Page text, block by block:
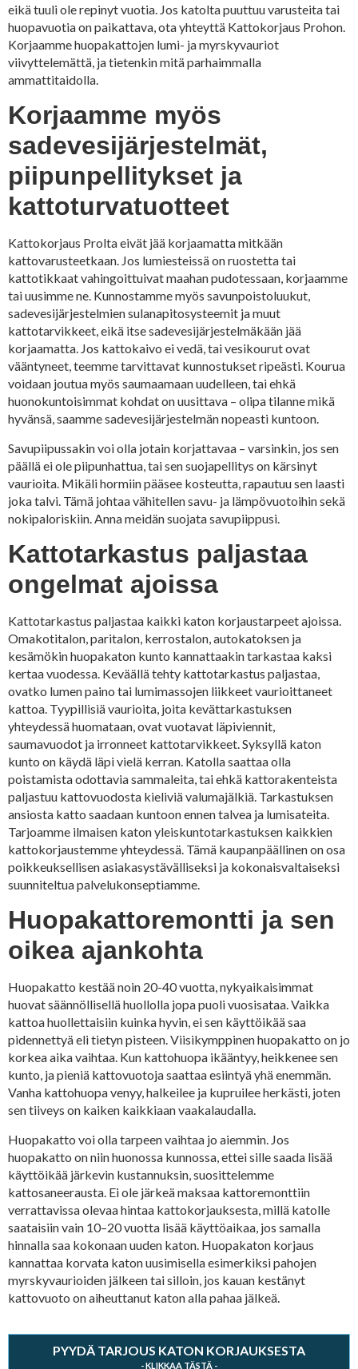
eikä tuuli ole repinyt vuotia. Jos katolta puuttuu varusteita tai
huopavuotia on paikattava, ota yhteyttä Kattokorjaus Prohon.
Korjaamme huopakattojen lumi- ja myrskyvauriot
viivyttelemättä, ja tietenkin mitä parhaimmalla
ammattitaidolla.
Korjaamme myös
sadevesijärjestelmät,
piipunpellitykset ja
kattoturvatuotteet
Kattokorjaus Prolta eivät jää korjaamatta mitkään
kattovarusteetkaan. Jos lumiesteissä on ruostetta tai
kattotikkaat vahingoittuivat maahan pudotessaan, korjaamme
tai uusimme ne. Kunnostamme myös savunpoistoluukut,
sadevesijärjestelmien sulanapitosysteemit ja muut
kattotarvikkeet, eikä itse sadevesijärjestelmäkään jää
korjaamatta. Jos kattokaivo ei vedä, tai vesikourut ovat
vääntyneet, teemme tarvittavat kunnostukset ripeästi. Kourua
voidaan joutua myös saumaamaan uudelleen, tai ehkä
huonokuntoisimmat kohdat on uusittava – olipa tilanne mikä
hyvänsä, saamme sadevesijärjestelmän nopeasti kuntoon.
Savupiipussakin voi olla jotain korjattavaa – varsinkin, jos sen
päällä ei ole piipunhattua, tai sen suojapellitys on kärsinyt
vaurioita. Mikäli hormiin pääsee kosteutta, rapautuu sen laasti
joka talvi. Tämä johtaa vähitellen savu- ja lämpövuotoihin sekä
nokipaloriskiin. Anna meidän suojata savupiippusi.
Kattotarkastus paljastaa
ongelmat ajoissa
Kattotarkastus paljastaa kaikki katon korjaustarpeet ajoissa.
Omakotitalon, paritalon, kerrostalon, autokatoksen ja
kesämökin huopakaton kunto kannattaakin tarkastaa kaksi
kertaa vuodessa. Keväällä tehty kattotarkastus paljastaa,
ovatko lumen paino tai lumimassojen liikkeet vaurioittaneet
kattoa. Tyypillisiä vaurioita, joita kevättarkastuksen
yhteydessä huomataan, ovat vuotavat läpiviennit,
saumavuodot ja irronneet kattotarvikkeet. Syksyllä katon
kunto on käydä läpi vielä kerran. Katolla saattaa olla
poistamista odottavia sammaleita, tai ehkä kattorakenteista
paljastuu kattovuodosta kieliviä valumajälkiä. Tarkastuksen
ansiosta katto saadaan kuntoon ennen talvea ja lumisateita.
Tarjoamme ilmaisen katon yleiskuntotarkastuksen kaikkien
kattokorjaustemme yhteydessä. Tämä kaupanpäällinen on osa
poikkeuksellisen asiakasystävälliseksi ja kokonaisvaltaiseksi
suunniteltua palvelukonseptiamme.
Huopakattoremontti ja sen
oikea ajankohta
Huopakatto kestää noin 20-40 vuotta, nykyaikaisimmat
huovat säännöllisellä huollolla jopa puoli vuosisataa. Vaikka
kattoa huollettaisiin kuinka hyvin, ei sen käyttöikää saa
pidennettyä eli tietyn pisteen. Viisikymppinen huopakatto on jo
korkea aika vaihtaa. Kun kattohuopa ikääntyy, heikkenee sen
kunto, ja pieniä kattovuotoja saattaa esiintyä yhä enemmän.
Vanha kattohuopa venyy, halkeilee ja kupruilee herkästi, joten
sen tiiveys on kaiken kaikkiaan vaakalaudalla.
Huopakatto voi olla tarpeen vaihtaa jo aiemmin. Jos
huopakatto on niin huonossa kunnossa, ettei sille saada lisää
käyttöikää järkevin kustannuksin, suosittelemme
kattosaneerausta. Ei ole järkeä maksaa kattoremonttiin
verrattavissa olevaa hintaa kattokorjauksesta, millä katolle
saataisiin vain 10–20 vuotta lisää käyttöaikaa, jos samalla
hinnalla saa kokonaan uuden katon. Huopakaton korjaus
kannattaa korvata katon uusimisella esimerkiksi pahojen
myrskyvaurioiden jälkeen tai silloin, jos kauan kestänyt
kattovuoto on aiheuttanut katon alla pahaa jälkeä.
PYYDÄ TARJOUS KATON KORJAUKSESTA